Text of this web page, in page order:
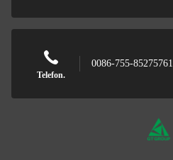
Telefon.
0086-755-85275761